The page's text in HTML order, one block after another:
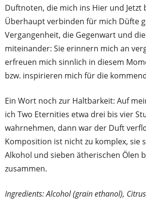
Duftnoten, die mich ins Hier und Jetzt
Überhaupt verbinden für mich Düfte
Vergangenheit, die Gegenwart und
miteinander: Sie erinnern mich an
erfreuen mich sinnlich in diesem
bzw. inspirieren mich für die
Ein Wort noch zur Haltbarkeit: Auf
ich Two Eternities etwa drei bis vier
wahrnehmen, dann war der Duft
Komposition ist nicht zu komplex, sie
Alkohol und sieben ätherischen Ölen
zusammen.
Ingredients: Alcohol (grain ethanol),